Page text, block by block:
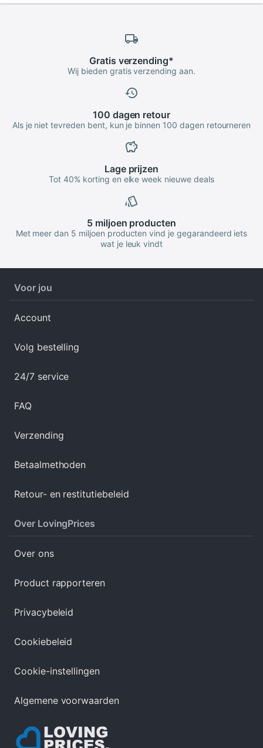
Gratis verzending*
Wij bieden gratis verzending aan.
100 dagen retour
Als je niet tevreden bent, kun je binnen 100 dagen retourneren
Lageprijzen
Tot 40% korting en elke week nieuwe deals
5 miljoen producten
Met meer dan 5 miljoen producten vind je gegarandeerd iets
wat je leuk vindt
Voor jou
Account
Volg bestelling
24/7 service
FAQ
Verzending
Betaalmethoden
Retour- en restitutiebeleid
Over LovingPrices
Over ons
Product rapporteren
Privacybeleid
Cookiebeleid
Cookie-instellingen
Algemene voorwaarden